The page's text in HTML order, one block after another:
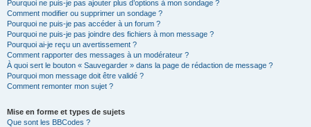
Pourquoi ne puis-je pas ajouter plus d’options à mon sondage ?
Comment modifier ou supprimer un sondage ?
Pourquoi ne puis-je pas accéder à un forum ?
Pourquoi ne puis-je pas joindre des fichiers à mon message ?
Pourquoi ai-je reçu un avertissement ?
Comment rapporter des messages à un modérateur ?
À quoi sert le bouton « Sauvegarder » dans la page de rédaction de message ?
Pourquoi mon message doit être validé ?
Comment remonter mon sujet ?
Mise en forme et types de sujets
Que sont les BBCodes ?